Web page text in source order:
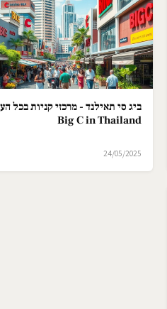
ביג סי תאילנד - מרכזי קניות בכל
Big C in Thailand
24/05/2025